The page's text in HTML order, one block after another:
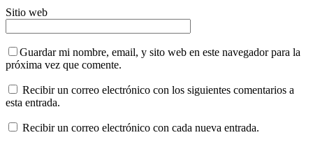
Sitio web
Guardar mi nombre, email, y sito web en este navegador para la
próxima vez que comente.
Recibir un correo electrónico con los siguientes comentarios a
esta entrada.
Recibir un correo electrónico con cada nueva entrada.